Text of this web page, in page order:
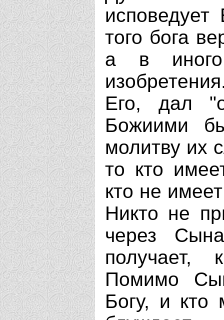
того бога
а в иного
Его, дал
Божиими
молитву их
то кто
кто не
Никто не
через
получает,
Помимо
Богу, и кто